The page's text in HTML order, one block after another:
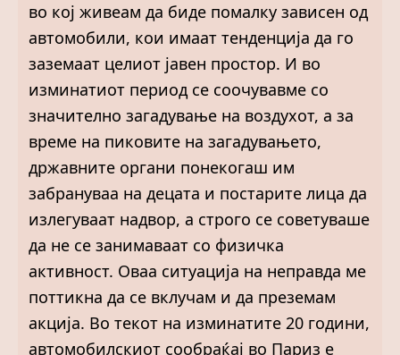
во кој живеам да биде помалку зависен од
автомобили, кои имаат тенденција да го
заземаат целиот јавен простор. И во
изминатиот период се соочувавме со
значително загадување на воздухот, а за
време на пиковите на загадувањето,
државните органи понекогаш им
забрануваа на децата и постарите лица да
излегуваат надвор, а строго се советуваше
да не се занимаваат со физичка
активност. Оваа ситуација на неправда ме
поттикна да се вклучам и да преземам
акција. Во текот на изминатите 20 години,
автомобилскиот сообраќај во Париз е